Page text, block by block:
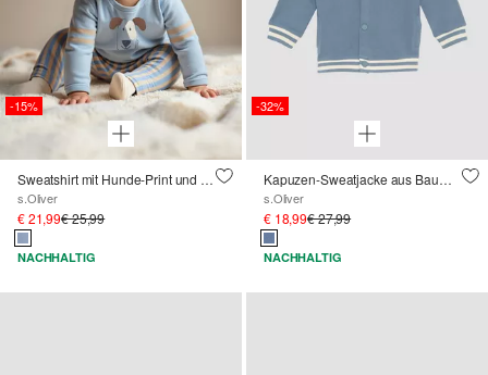
-15%
Sweatshirt mit Hunde-Print und 3D-Ohren
s.Oliver
€ 21,99€ 25,99
NACHHALTIG
-32%
Kapuzen-Sweatjacke aus Baumwollstretch mit gestreiften Rippbündchen
s.Oliver
€ 18,99€ 27,99
NACHHALTIG